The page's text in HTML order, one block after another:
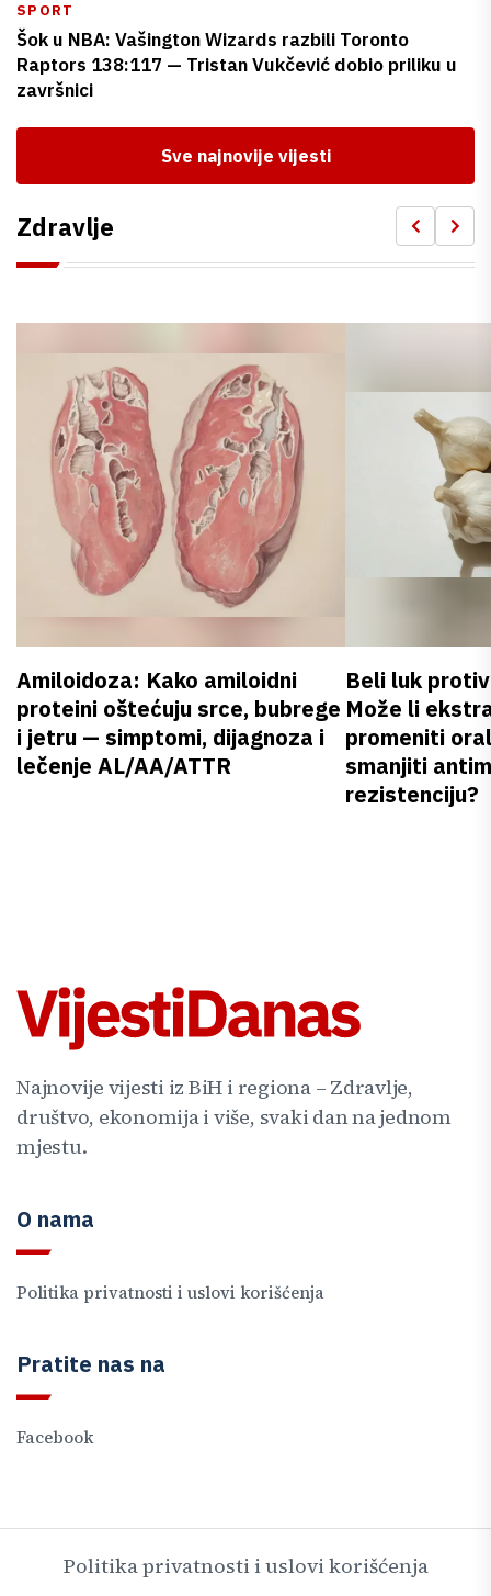
SPORT
Šok u NBA: Vašington Wizards razbili Toronto
Raptors 138:117 — Tristan Vukčević dobio priliku u
završnici
Sve najnovije vijesti
Zdravlje
Amiloidoza: Kako amiloidni
proteini oštećuju srce, bubrege
i jetru — simptomi, dijagnoza i
lečenje AL/AA/ATTR
Beli luk
Može li
promeniti
smanjiti
rezistenciju?
Najnovije vijesti iz BiH i regiona – Zdravlje,
društvo, ekonomija i više, svaki dan na jednom
mjestu.
O nama
Politika privatnosti i uslovi korišćenja
Pratite nas na
Facebook
Politika privatnosti i uslovi korišćenja